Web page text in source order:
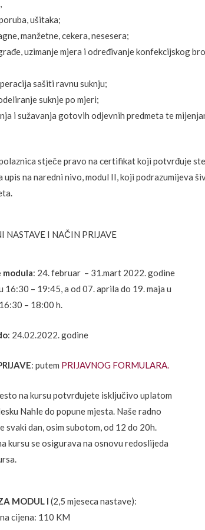
ušitaka;
manžetne, cekera, nesesera;
uzimanje mjera i određivanje konfekcijskog
sašiti ravnu suknju;
suknje po mjeri;
i sužavanja gotovih odjevnih predmeta te
stječe pravo na certifikat koji potvrđuje
upis na naredni nivo, modul II, koji podrazumijeva
NASTAVE I NAČIN PRIJAVE
modula: 24. februar – 31.mart 2022. godine
16:30 – 19:45, a od 07. aprila do 19. maja u
– 18:00 h.
: 24.02.2022. godine
: putem PRIJAVNOG FORMULARA.
na kursu potvrđujete isključivo uplatom
Nahle do popune mjesta. Naše radno
svaki dan, osim subotom, od 12 do 20h.
kursu se osigurava na osnovu redoslijeda
MODUL I (2,5 mjeseca nastave):
cijena: 110 KM